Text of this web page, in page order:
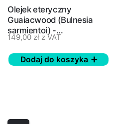
Olejek eteryczny
Guaiacwood (Bulnesia
sarmientoi) -
Gwajakowiec - doTERRA
- 15 ml
149,00 zł z VAT
Dodaj do koszyka